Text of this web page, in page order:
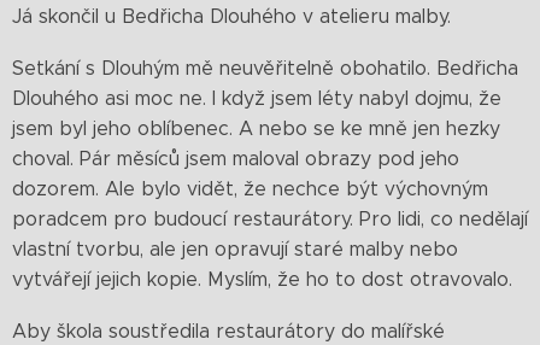
Já skončil u Bedřicha Dlouhého v atelieru malby.
Setkání s Dlouhým mě neuvěřitelně obohatilo. Bedřicha
Dlouhého asi moc ne. I když jsem léty nabyl dojmu, že
jsem byl jeho oblíbenec. A nebo se ke mně jen hezky
choval. Pár měsíců jsem maloval obrazy pod jeho
dozorem. Ale bylo vidět, že nechce být výchovným
poradcem pro budoucí restaurátory. Pro lidi, co nedělají
vlastní tvorbu, ale jen opravují staré malby nebo
vytvářejí jejich kopie. Myslím, že ho to dost otravovalo.
Aby škola soustředila restaurátory do malířské